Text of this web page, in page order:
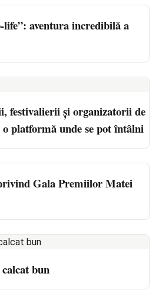
life”: aventura incredibilă a
festivalierii și organizatorii de
o platformă unde se pot întâlni
Gala Premiilor Matei
bun